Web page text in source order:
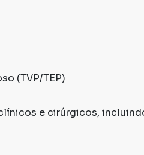
(TVP/TEP)
e cirúrgicos,